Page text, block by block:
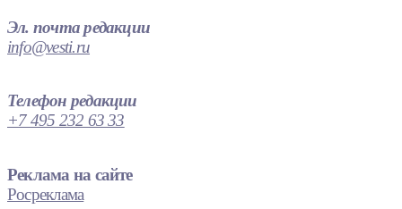
Эл. почта редакции
info@vesti.ru
Телефон редакции
+7 495 232 63 33
Реклама на сайте
Росреклама